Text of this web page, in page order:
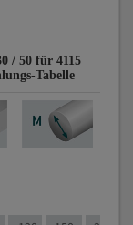
/ 50 für 4115
Tabelle